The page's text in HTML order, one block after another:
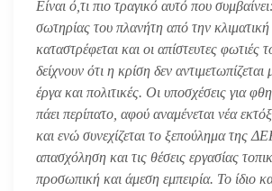
Είναι ό,τι πιο τραγικό αυτό που
σωτηρίας του πλανήτη από την
καταστρέφεται και οι απίστευτες φωτιές
δείχνουν ότι η κρίση δεν αντιμετωπίζεται
έργα και πολιτικές. Οι υποσχέσεις για
πάει περίπατο, αφού αναμένεται νέα
και ενώ συνεχίζεται το ξεπούλημα της
απασχόληση και τις θέσεις εργασίας
προσωπική και άμεση εμπειρία. Το ίδιο